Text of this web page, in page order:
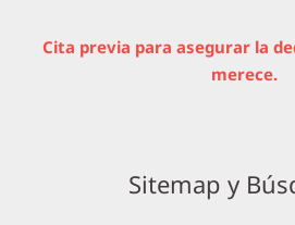
Cita previa para asegurar la
merece.
Sitemap y